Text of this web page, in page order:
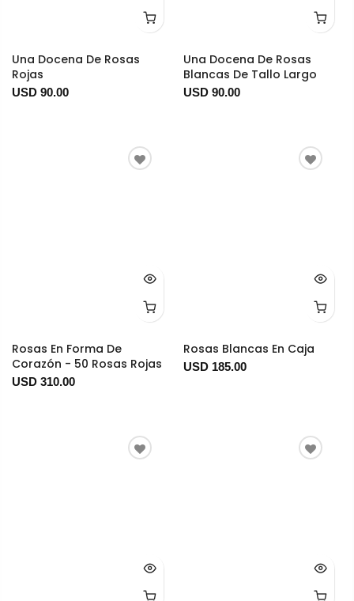
Una Docena De Rosas
Rojas
USD 90.00
Una Docena De Rosas
Blancas De Tallo Largo
USD 90.00
Rosas En Forma De
Corazón - 50 Rosas Rojas
USD 310.00
Rosas Blancas En Caja
USD 185.00